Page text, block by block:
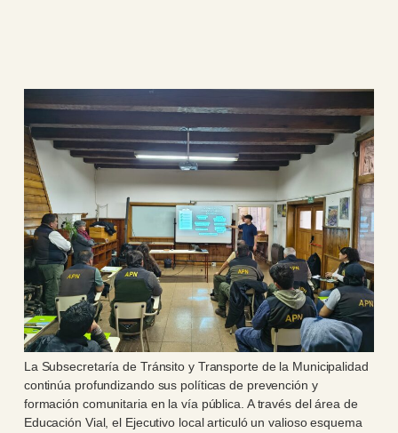
La Subsecretaría de Tránsito y Transporte de la Municipalidad
continúa profundizando sus políticas de prevención y
formación comunitaria en la vía pública. A través del área de
Educación Vial, el Ejecutivo local articuló un valioso esquema